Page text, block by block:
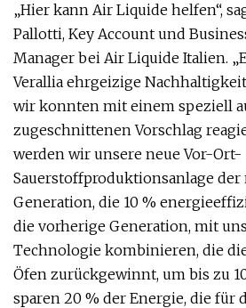
„Hier kann Air Liquide helfen“,
Pallotti, Key Account und
Manager bei Air Liquide Italien.
Verallia ehrgeizige
wir konnten mit einem speziell
zugeschnittenen Vorschlag
werden wir unsere neue Vor-Ort-
Sauerstoffproduktionsanlage der
Generation, die 10 %
die vorherige Generation, mit
Technologie kombinieren, die
Öfen zurückgewinnt, um bis zu
sparen 20 % der Energie, die für